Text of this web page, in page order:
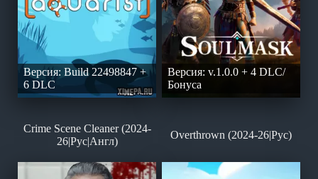
Версия: Build 22498847 +
6 DLC
Версия: v.1.0.0 + 4 DLC/
Бонуса
Crime Scene Cleaner (2024-
26|Рус|Англ)
Overthrown (2024-26|Рус)